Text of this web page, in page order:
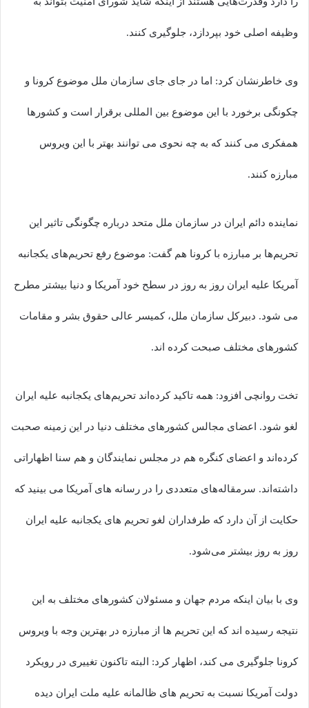
وظیفه اصلی خود بپردازد، جلوگیری کنند.
وی خاطرنشان کرد: اما در جای جای سازمان ملل موضوع کرونا و
چکونگی برخورد با این موضوع بین المللی برقرار است و کشورها
همفکری می کنند که به چه نحوی می توانند بهتر با این ویروس
مبارزه کنند.
نماینده دائم ایران در سازمان ملل متحد درباره چگونگی تاثیر این
تحریم‌ها بر مبارزه با کرونا هم گفت: موضوع رفع تحریم‌های یکجانبه
آمریکا علیه ایران روز به روز در سطح خود آمریکا و دنیا بیشتر مطرح
می شود. دبیرکل سازمان ملل، کمیسر عالی حقوق بشر و مقامات
کشورهای مختلف صبحت کرده اند.
تخت روانچی افزود: همه تاکید کرده‌اند تحریم‌های یکجانبه علیه ایران
لغو شود. اعضای مجالس کشورهای مختلف دنیا در این زمینه صحبت
کرده‌اند و اعضای کنگره هم در مجلس نمایندگان و هم سنا اظهاراتی
داشته‌اند. سرمقاله‌های متعددی را در رسانه های آمریکا می بینید که
حکایت از آن دارد که طرفداران لغو تحریم های یکجانبه علیه ایران
روز به روز بیشتر می‌شود.
وی با بیان اینکه مردم جهان و مسئولان کشورهای مختلف به این
نتیجه رسیده اند که این تحریم ها از مبارزه در بهترین وجه با ویروس
کرونا جلوگیری می کند، اظهار کرد: البته تاکنون تغییری در رویکرد
دولت آمریکا نسبت به تحریم های ظالمانه علیه ملت ایران دیده